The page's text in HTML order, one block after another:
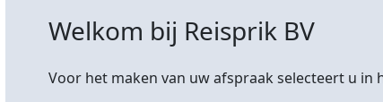
Welkom bij Reisprik BV
Voor het maken van uw afspraak selecteert u in